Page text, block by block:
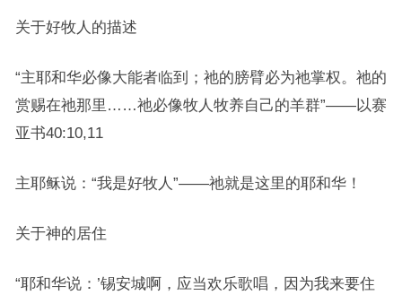
关于好牧人的描述
“主耶和华必像大能者临到；祂的膀臂必为祂掌权。祂的
赏赐在祂那里……祂必像牧人牧养自己的羊群”——以赛
亚书40:10,11
主耶稣说：“我是好牧人”——祂就是这里的耶和华！
关于神的居住
“耶和华说：’锡安城啊，应当欢乐歌唱，因为我来要住